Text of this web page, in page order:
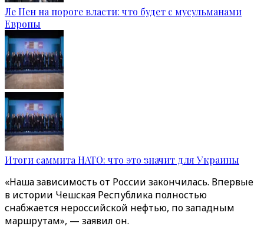
Ле Пен на пороге власти: что будет с мусульманами
Европы
Итоги саммита НАТО: что это значит для Украины
«Наша зависимость от России закончилась. Впервые
в истории Чешская Республика полностью
снабжается нероссийской нефтью, по западным
маршрутам», — заявил он.